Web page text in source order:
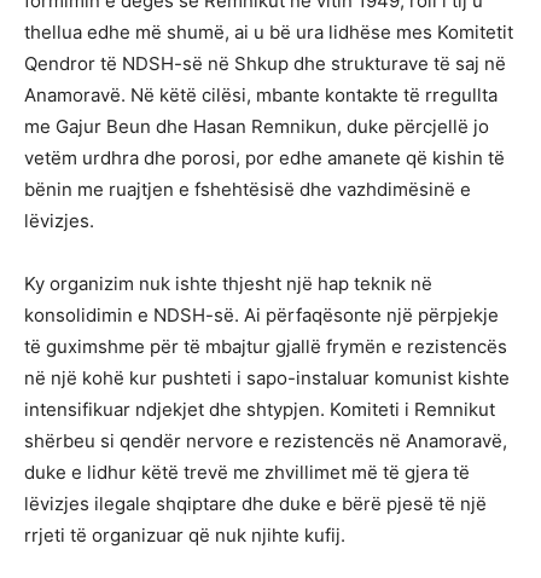
thellua edhe më shumë, ai u bë ura lidhëse mes Komitetit
Qendror të NDSH-së në Shkup dhe strukturave të saj në
Anamoravë. Në këtë cilësi, mbante kontakte të rregullta
me Gajur Beun dhe Hasan Remnikun, duke përcjellë jo
vetëm urdhra dhe porosi, por edhe amanete që kishin të
bënin me ruajtjen e fshehtësisë dhe vazhdimësinë e
lëvizjes.
Ky organizim nuk ishte thjesht një hap teknik në
konsolidimin e NDSH-së. Ai përfaqësonte një përpjekje
të guximshme për të mbajtur gjallë frymën e rezistencës
në një kohë kur pushteti i sapo-instaluar komunist kishte
intensifikuar ndjekjet dhe shtypjen. Komiteti i Remnikut
shërbeu si qendër nervore e rezistencës në Anamoravë,
duke e lidhur këtë trevë me zhvillimet më të gjera të
lëvizjes ilegale shqiptare dhe duke e bërë pjesë të një
rrjeti të organizuar që nuk njihte kufij.